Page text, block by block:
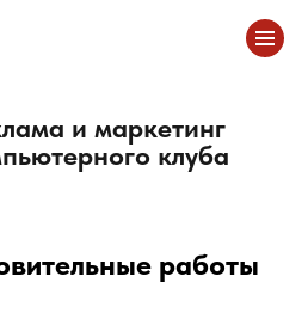
компьютерного клуба
и маркетинг
клуба
работы